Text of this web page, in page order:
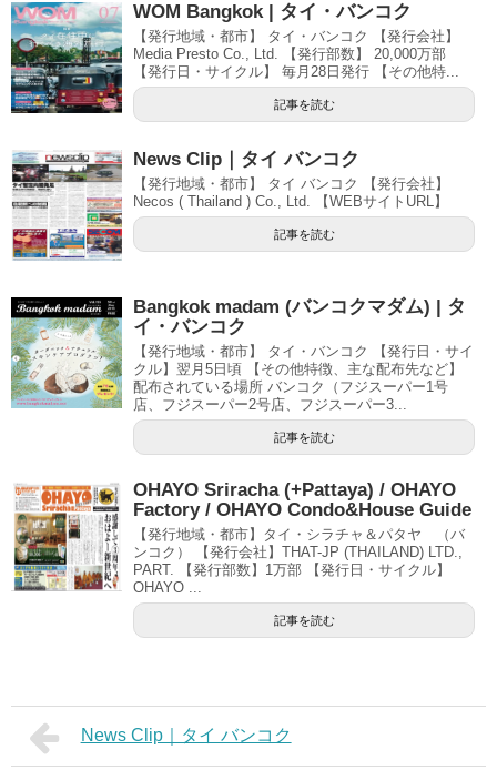
WOM Bangkok | タイ・バンコク
【発行地域・都市】 タイ・バンコク 【発行会社】
Media Presto Co., Ltd. 【発行部数】 20,000万部
【発行日・サイクル】 毎月28日発行 【その他特...
記事を読む
News Clip｜タイ バンコク
【発行地域・都市】 タイ バンコク 【発行会社】
Necos ( Thailand ) Co., Ltd. 【WEBサイトURL】
記事を読む
Bangkok madam (バンコクマダム) | タ
イ・バンコク
【発行地域・都市】 タイ・バンコク 【発行日・サイ
クル】翌月5日頃 【その他特徴、主な配布先など】
配布されている場所 バンコク（フジスーパー1号
店、フジスーパー2号店、フジスーパー3...
記事を読む
OHAYO Sriracha (+Pattaya) / OHAYO
Factory / OHAYO Condo&House Guide
【発行地域・都市】タイ・シラチャ＆パタヤ （バ
ンコク） 【発行会社】THAT-JP (THAILAND) LTD.,
PART. 【発行部数】1万部 【発行日・サイクル】
OHAYO ...
記事を読む
News Clip｜タイ バンコク